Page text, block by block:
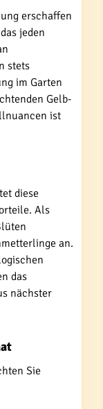
erschaffen
jeden
stets
im Garten
Gelb-
ist
diese
Als
an.
das
nächster
Sie